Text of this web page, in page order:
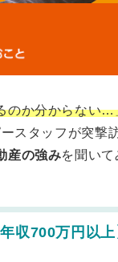
のか分からない…
スタッフが突撃
産の強みを聞いて
収700万円以上